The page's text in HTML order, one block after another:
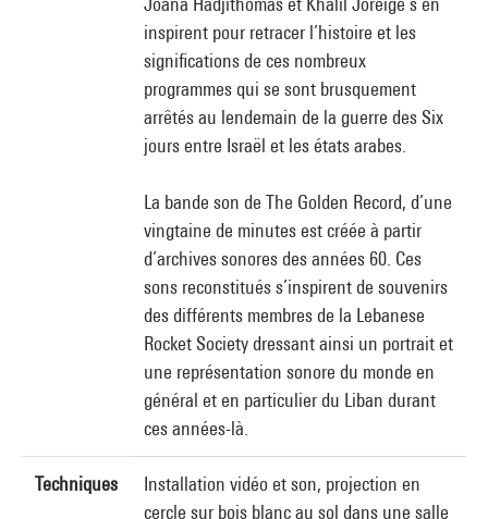
inspirent pour retracer l’histoire et les
significations de ces nombreux
programmes qui se sont brusquement
arrêtés au lendemain de la guerre des Six
jours entre Israël et les états arabes.
La bande son de The Golden Record, d’une
vingtaine de minutes est créée à partir
d’archives sonores des années 60. Ces
sons reconstitués s’inspirent de souvenirs
des différents membres de la Lebanese
Rocket Society dressant ainsi un portrait et
une représentation sonore du monde en
général et en particulier du Liban durant
ces années-là.
Techniques
Installation vidéo et son, projection en
cercle sur bois blanc au sol dans une salle